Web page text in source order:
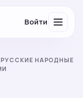
Войти
РУССКИЕ НАРОДНЫЕ